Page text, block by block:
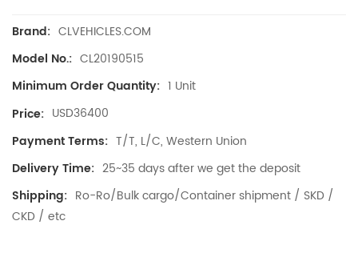
Brand: CLVEHICLES.COM
Model No.: CL20190515
Minimum Order Quantity: 1 Unit
Price: USD36400
Payment Terms: T/T, L/C, Western Union
Delivery Time: 25~35 days after we get the deposit
Shipping: Ro-Ro/Bulk cargo/Container shipment / SKD /
CKD / etc